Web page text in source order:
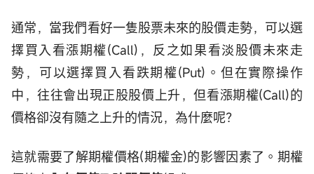
通常，當我們看好一隻股票未來的股價走勢，可以選
擇買入看漲期權(Call)，反之如果看淡股價未來走
勢，可以選擇買入看跌期權(Put)。但在實際操作
中，往往會出現正股股價上升，但看漲期權(Call)的
價格卻沒有隨之上升的情況，為什麼呢？
這就需要了解期權價格(期權金)的影響因素了。期權